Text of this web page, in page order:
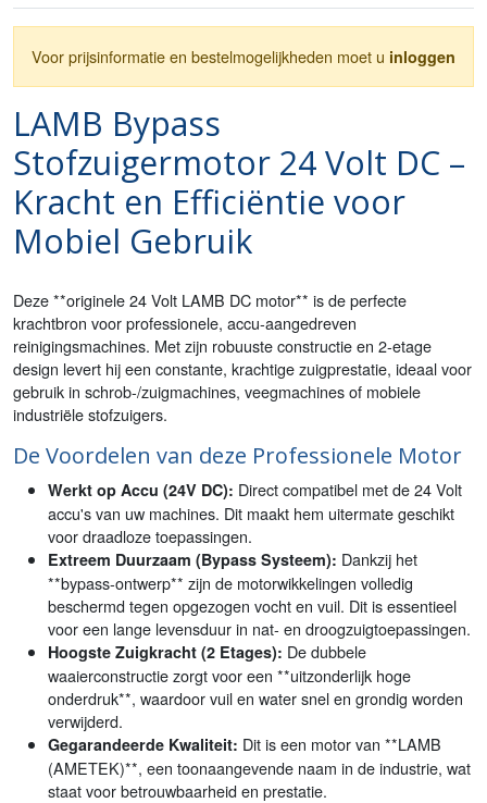
Voor prijsinformatie en bestelmogelijkheden moet u inloggen
LAMB Bypass
Stofzuigermotor 24 Volt DC –
Kracht en Efficiëntie voor
Mobiel Gebruik
Deze **originele 24 Volt LAMB DC motor** is de perfecte
krachtbron voor professionele, accu-aangedreven
reinigingsmachines. Met zijn robuuste constructie en 2-etage
design levert hij een constante, krachtige zuigprestatie, ideaal voor
gebruik in schrob-/zuigmachines, veegmachines of mobiele
industriële stofzuigers.
De Voordelen van deze Professionele Motor
Werkt op Accu (24V DC): Direct compatibel met de 24 Volt
accu's van uw machines. Dit maakt hem uitermate geschikt
voor draadloze toepassingen.
Extreem Duurzaam (Bypass Systeem): Dankzij het
**bypass-ontwerp** zijn de motorwikkelingen volledig
beschermd tegen opgezogen vocht en vuil. Dit is essentieel
voor een lange levensduur in nat- en droogzuigtoepassingen.
Hoogste Zuigkracht (2 Etages): De dubbele
waaierconstructie zorgt voor een **uitzonderlijk hoge
onderdruk**, waardoor vuil en water snel en grondig worden
verwijderd.
Gegarandeerde Kwaliteit: Dit is een motor van **LAMB
(AMETEK)**, een toonaangevende naam in de industrie, wat
staat voor betrouwbaarheid en prestatie.